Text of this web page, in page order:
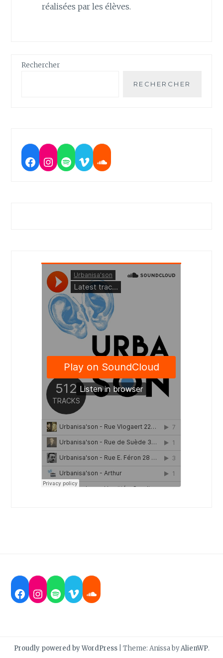
réalisées par les élèves.
Rechercher
RECHERCHER
Facebook
Instagram
Spotify
VimeoSoundcloud
Facebook
Instagram
Spotify
VimeoSoundcloud
Proudly powered by WordPress Theme: Anissa byAlienWP.